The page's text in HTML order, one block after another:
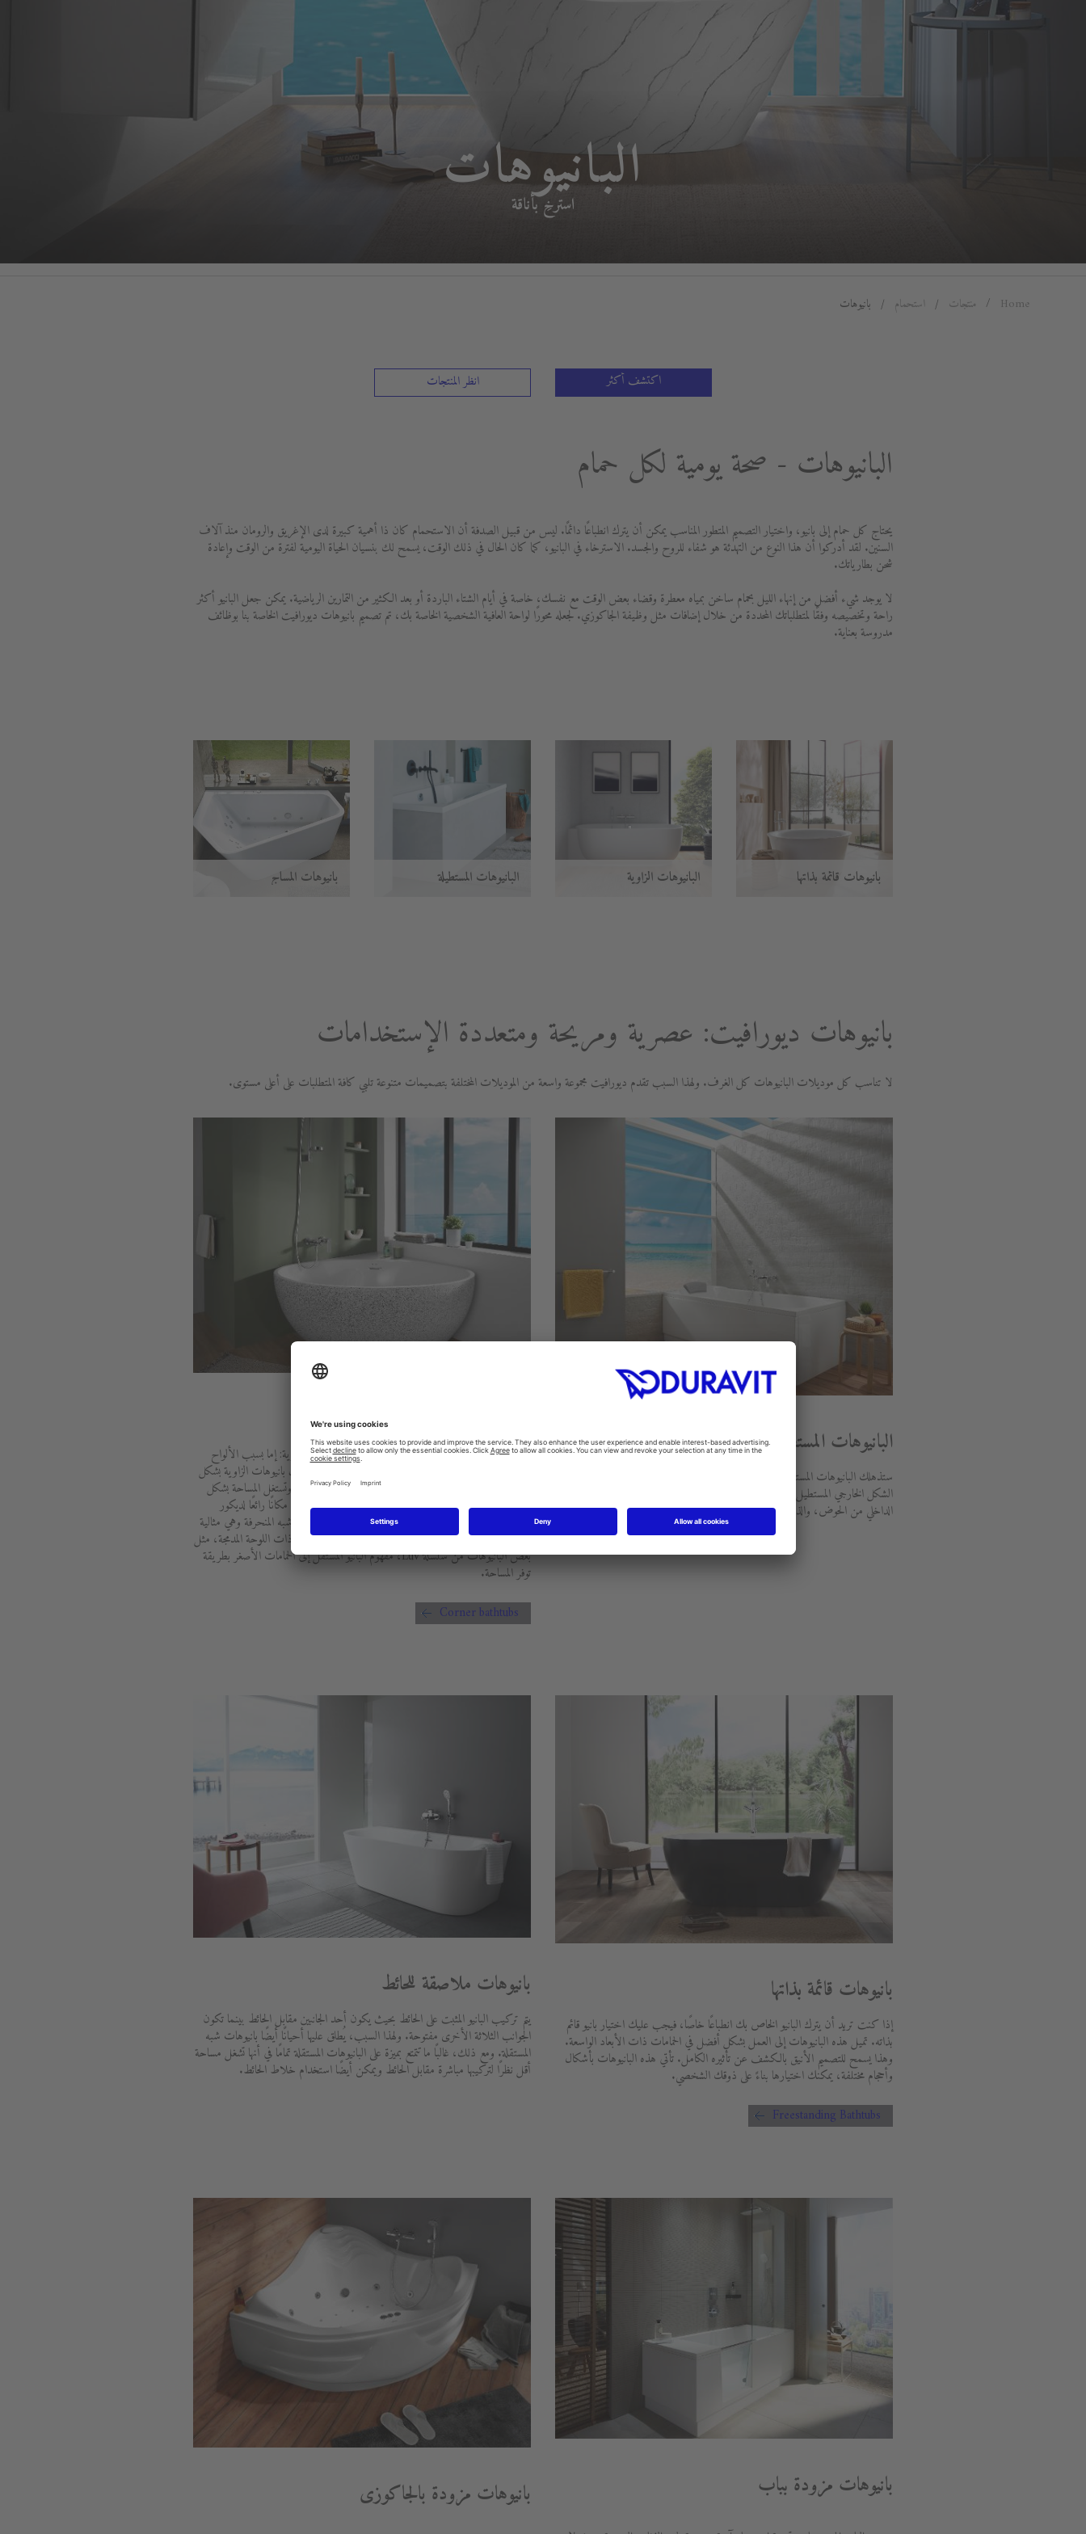
البانيوهات
استرخِ بأناقة
Home منتجات استحمام بانيوهات
اكتشف أكثر انظر المنتجات
البانيوهات - صحة يومية لكل حمام
يحتاج كل حمام إلى بانيو، واختيار التصميم المتطور المناسب يمكن أن يترك انطباعًا دائمًا. ليس من قبيل الصدفة أن الاستحمام كان ذا أهمية كبيرة لدى الإغريق والرومان منذ آلاف
السنين. لقد أدركوا أن هذا النوع من التهدئة هو شفاء للروح والجسد. الاسترخاء في البانيو، كما كان الحال في ذلك الوقت، يسمح لك بنسيان الحياة اليومية لفترة من الوقت وإعادة
شحن بطارياتك.
لا يوجد شيء أفضل من إنهاء الليل بحمام ساخن بمياه معطرة وقضاء بعض الوقت مع نفسك، خاصة في أيام الشتاء الباردة أو بعد الكثير من التمارين الرياضية. يمكن جعل البانيو أكثر
راحة وتخصيصه وفقًا لمتطلباتك المحددة من خلال إضافات مثل وظيفة الجاكوزي. لجعله محورًا لواحة العافية الشخصية الخاصة بك، تم تصميم بانيوهات ديورافيت الخاصة بنا بوظائف
مدروسة بعناية.
بانيوهات قائمة بذاتها البانيوهات الزاوية البانيوهات المستطيلة بانيوهات المساج
بانيوهات ديورافيت: عصرية ومريحة ومتعددة الإستخدامات
لا تناسب كل موديلات البانيوهات كل الغرف. ولهذا السبب تقدم ديورافيت مجموعة واسعة من الموديلات المختلفة بتصميمات متنوعة تلبي كافة المتطلبات على أعلى مستوى.
البانيوهات المستطيلة
ستذهلك البانيوهات المستطيلة الكلاسيكية بأناقتها البسيطة وتصميمها العصري. لا يزال
الشكل الخارجي المستطيل يوفر الكثير من الحرية الإبداعية عندما يتعلق الأمر بالجزء
الداخلي من الحوض، والذي يمكن أن يكون بيضاويًا أو منحنيًا أيضًا.
عندما نقول بانيو زاوية فإننا نعني كل بانيو يمكن تركيبه في الزاوية: إما بسبب الألواح
الخارجية أو لأن الشكل الأساسي مناسب فقط للزوايا. تتناسب بانيوهات الزاوية بشكل
متناغم مع الحمامات الصغيرة أو ذات الزوايا، على سبيل المثال، وتستغل المساحة بشكل
مثالي. اعتمادًا على حافة الحوض، تشكل الزوايا لرف البانيو أيضًا مكانًا رائعًا لديكور
ولوازم الاستحمام. بانيوهات الزاوية الكبيرة مريحة تمامًا مثل شبه المنحرفة وهي مثالية
كبانيوهات لشخصين. على النقيض من ذلك، تحمل البانيوهات ذات اللوحة المدمجة، مثل
بعض البانيوهات من سلسلة Luv، مفهوم البانيو المستقل إلى الحمامات الأصغر بطريقة
توفر المساحة.
Corner bathtubs
بانيوهات قائمة بذاتها
إذا كنت تريد أن يترك البانيو الخاص بك انطباعًا خاصًا، فيجب عليك اختيار بانيو قائم
بذاته. تميل هذه البانيوهات إلى العمل بشكل أفضل في الحمامات ذات الأبعاد الواسعة.
وهذا يسمح للتصميم الأنيق بالكشف عن تأثيره الكامل. تأتي هذه البانيوهات بأشكال
وأحجام مختلفة، يمكنك اختيارها بناءً على ذوقك الشخصي.
Freestanding Bathtubs
بانيوهات ملاصقة للحائط
يتم تركيب البانيو المثبت على الحائط بحيث يكون أحد الجانبين مقابل الحائط بينما تكون
الجوانب الثلاثة الأخرى مفتوحة. ولهذا السبب، يُطلق عليها أحيانًا أيضًا بانيوهات شبه
المستقلة. ومع ذلك، غالبًا ما تتمتع بميزة على البانيوهات المستقلة تمامًا في أنها تشغل مساحة
أقل نظرًا لتركيبها مباشرة مقابل الحائط ويمكن أيضًا استخدام خلاط الحائط.
بانيوهات مزودة بباب بانيوهات مزودة بالجاكوزى